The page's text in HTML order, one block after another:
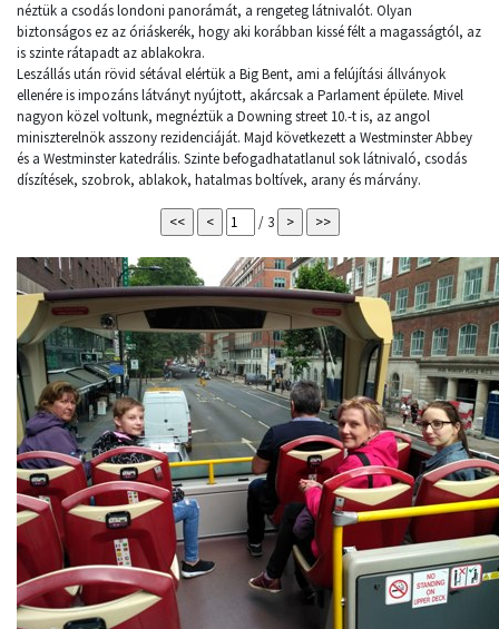
néztük a csodás londoni panorámát, a rengeteg látnivalót. Olyan
biztonságos ez az óriáskerék, hogy aki korábban kissé félt a magasságtól, az
is szinte rátapadt az ablakokra.
Leszállás után rövid sétával elértük a Big Bent, ami a felújítási állványok
ellenére is impozáns látványt nyújtott, akárcsak a Parlament épülete. Mivel
nagyon közel voltunk, megnéztük a Downing street 10.-t is, az angol
miniszterelnök asszony rezidenciáját. Majd következett a Westminster Abbey
és a Westminster katedrális. Szinte befogadhatatlanul sok látnivaló, csodás
díszítések, szobrok, ablakok, hatalmas boltívek, arany és márvány.
/ 3